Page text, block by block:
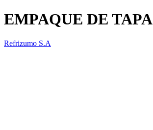
EMPAQUE DE
Refrizumo S.A